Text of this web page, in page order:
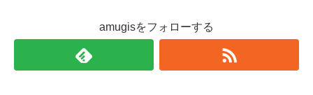
amugisをフォローする